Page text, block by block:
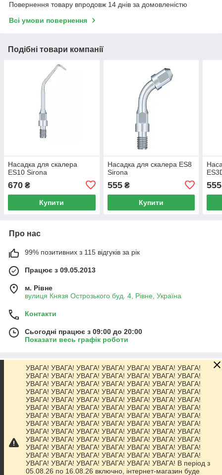
Повернення товару впродовж 14 днів за домовленістю
Всі умови повернення
Подібні товари компанії
Насадка для скалера
ES10 Sirona
670 ₴
Купити
Насадка для скалера ES8
Sirona
555₴
Купити
555
Про нас
99% позитивних з 115 відгуків за рік
Працює з 09.05.2013
м. Рівне
вулиця Князя Острозького буд. 4, Рівне, Україна
Контакти
Сьогодні працює з 09:00 до 20:00
Показати весь графік роботи
Про нас
Контакти
Доставка та оплата
Графік роботи
Повна версія сайту
УВАГА! УВАГА! УВАГА! УВАГА! УВАГА! УВАГА! УВАГА!
УВАГА! УВАГА! УВАГА! УВАГА! УВАГА! УВАГА! УВАГА!
УВАГА! УВАГА! УВАГА! УВАГА! УВАГА! УВАГА! УВАГА!
УВАГА! УВАГА! УВАГА! УВАГА! УВАГА! УВАГА! УВАГА!
УВАГА! УВАГА! УВАГА! УВАГА! УВАГА! УВАГА! УВАГА!
УВАГА! УВАГА! УВАГА! УВАГА! УВАГА! УВАГА! УВАГА!
УВАГА! УВАГА! УВАГА! УВАГА! УВАГА! УВАГА! УВАГА!
УВАГА! УВАГА! УВАГА! УВАГА! УВАГА! УВАГА! УВАГА!
УВАГА! УВАГА! УВАГА! УВАГА! УВАГА! УВАГА! УВАГА!
УВАГА! УВАГА! УВАГА! УВАГА! УВАГА! УВАГА! УВАГА!
УВАГА! УВАГА! УВАГА! УВАГА! УВАГА! УВАГА! УВАГА!
УВАГА! УВАГА! УВАГА! УВАГА! УВАГА! УВАГА! УВАГА!
УВАГА! УВАГА! УВАГА! УВАГА! УВАГА! УВАГА! В період з
05.08.26 по 16.08.26 включно, інтернет-магазин буде